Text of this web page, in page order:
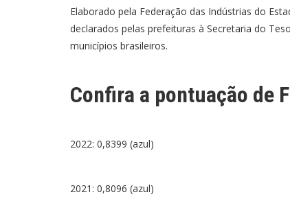
Elaborado pela Federação das Indústrias do
declarados pelas prefeituras à Secretaria do
municípios brasileiros.
Confira a pontuação de
2022: 0,8399 (azul)
2021: 0,8096 (azul)